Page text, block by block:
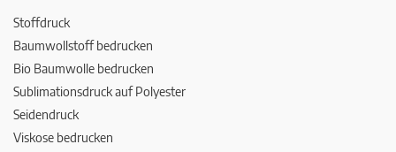
Stoffdruck
Baumwollstoff bedrucken
Bio Baumwolle bedrucken
Sublimationsdruck auf Polyester
Seidendruck
Viskose bedrucken